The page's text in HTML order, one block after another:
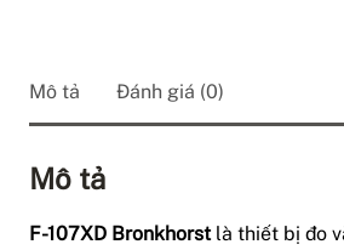
Mô tả Đánh giá (0)
Mô tả
F-107XD Bronkhorstlà thiết bị đo